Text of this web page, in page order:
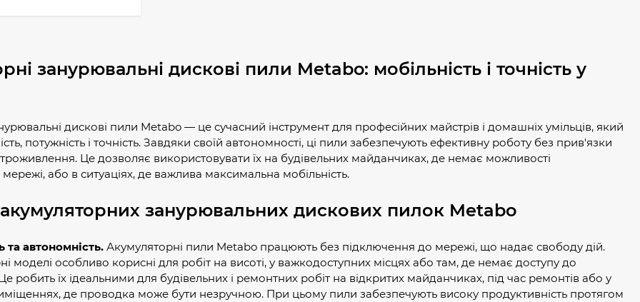
занурювальні дискові пили Metabo: мобільність і точність у
дискові пили Metabo — це сучасний інструмент для професійних майстрів і домашніх умільців, який
потужність і точність. Завдяки своїй автономності, ці пили забезпечують ефективну роботу без прив'язки
Це дозволяє використовувати їх на будівельних майданчиках, де немає можливості
або в ситуаціях, де важлива максимальна мобільність.
занурювальних дискових пилок Metabo
та автономність. Акумуляторні пили Metabo працюють без підключення до мережі, що надає свободу дій.
моделі особливо корисні для робіт на висоті, у важкодоступних місцях або там, де немає доступу до
робить їх ідеальними для будівельних і ремонтних робіт на відкритих майданчиках, під час ремонтів або у
де проводка може бути незручною. При цьому пили забезпечують високу продуктивність протягом